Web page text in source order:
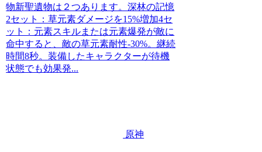
物新聖遺物は２つあります。深林の記憶
2セット：草元素ダメージを15%増加4セ
ット：元素スキルまたは元素爆発が敵に
命中すると、敵の草元素耐性-30%。継続
時間8秒。装備したキャラクターが待機
状態でも効果発...
原神